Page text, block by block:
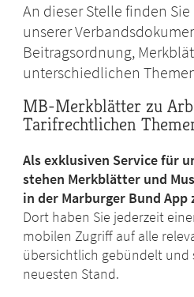
An dieser Stelle finden
unserer
Beitragsordnung,
unterschiedlichen
MB-Merkblätter zu
Tarifrechtlichen
Als exklusiven Service für
stehen Merkblätter und
in der Marburger Bund App
Dort haben Sie jederzeit
mobilen Zugriff auf alle
übersichtlich gebündelt und
neuesten Stand.